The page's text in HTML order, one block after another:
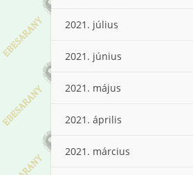
2021. július
2021. június
2021. május
2021. április
2021. március